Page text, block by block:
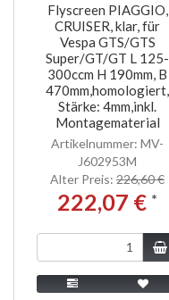
Flyscreen PIAGGIO,
CRUISER, klar, für
Vespa GTS/GTS
Super/GT/GT L 125-
300ccm H 190mm, B
470mm,homologiert,
Stärke: 4mm,inkl.
Montagematerial
Artikelnummer: MV-
J602953M
Alter Preis: 226,60 €
222,07 € *